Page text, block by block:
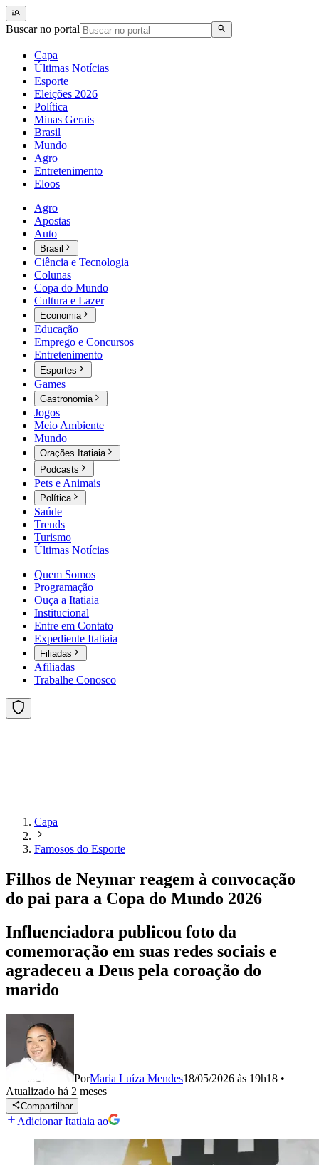
Buscar no portal
Capa
Últimas Notícias
Esporte
Eleições 2026
Política
Minas Gerais
Brasil
Mundo
Agro
Entretenimento
Eloos
Agro
Apostas
Auto
Brasil
Ciência e Tecnologia
Colunas
Copa do Mundo
Cultura e Lazer
Economia
Educação
Emprego e Concursos
Entretenimento
Esportes
Games
Gastronomia
Jogos
Meio Ambiente
Mundo
Orações Itatiaia
Podcasts
Pets e Animais
Política
Saúde
Trends
Turismo
Últimas Notícias
Quem Somos
Programação
Ouça a Itatiaia
Institucional
Entre em Contato
Expediente Itatiaia
Filiadas
Afiliadas
Trabalhe Conosco
Capa
Famosos do Esporte
Filhos de Neymar reagem à convocação
do pai para a Copa do Mundo 2026
Influenciadora publicou foto da
comemoração em suas redes sociais e
agradeceu a Deus pela coroação do
marido
PorMaria Luíza Mendes18/05/2026 às 19h18 •
Atualizado há 2 meses
Compartilhar
Adicionar Itatiaia ao